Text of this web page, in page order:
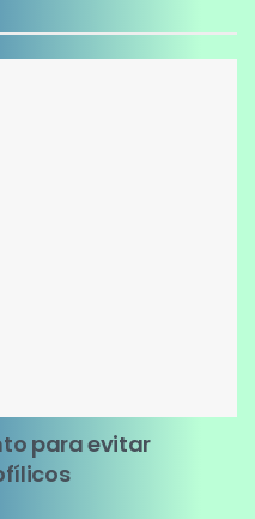
para evitar